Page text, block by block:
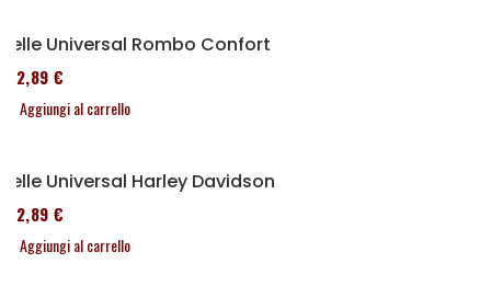
Selle Universal Rombo Confort
152,89 €
Aggiungi al carrello
Selle Universal Harley Davidson
152,89 €
Aggiungi al carrello